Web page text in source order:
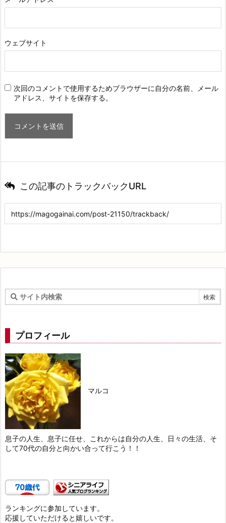
ウェブサイト
次回のコメントで使用するためブラウザーに自分の名前、メール
アドレス、サイトを保存する。
この記事のトラックバックURL
プロフィール
マルコ
息子の人生、息子に任せ、これからは自分の人生、日々の生活、そ
して70代の自分と向かい合って行こう！！
ランキングに参加しています。
応援していただけると嬉しいです。